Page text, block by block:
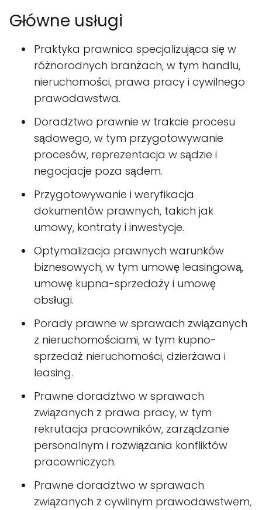
Główne usługi
Praktyka prawnica specjalizująca się w
różnorodnych branżach, w tym handlu,
nieruchomości, prawa pracy i cywilnego
prawodawstwa.
Doradztwo prawnie w trakcie procesu
sądowego, w tym przygotowywanie
procesów, reprezentacja w sądzie i
negocjacje poza sądem.
Przygotowywanie i weryfikacja
dokumentów prawnych, takich jak
umowy, kontraty i inwestycje.
Optymalizacja prawnych warunków
biznesowych, w tym umowę leasingową,
umowę kupna-sprzedaży i umowę
obsługi.
Porady prawne w sprawach związanych
z nieruchomościami, w tym kupno-
sprzedaż nieruchomości, dzierżawa i
leasing.
Prawne doradztwo w sprawach
związanych z prawa pracy, w tym
rekrutacja pracowników, zarządzanie
personalnym i rozwiązania konfliktów
pracowniczych.
Prawne doradztwo w sprawach
związanych z cywilnym prawodawstwem,